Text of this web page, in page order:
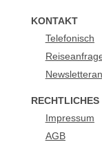
KONTAKT
Telefonisch
RECHTLICHES
Impressum
AGB